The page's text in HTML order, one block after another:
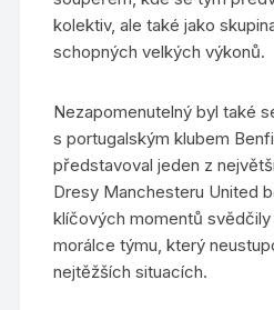
kolektiv, ale také jako
schopných velkých výkonů.
Nezapomenutelný byl také
s portugalským klubem
představoval jeden z
Dresy Manchesteru United
klíčových momentů svědčily
morálce týmu, který
nejtěžších situacích.